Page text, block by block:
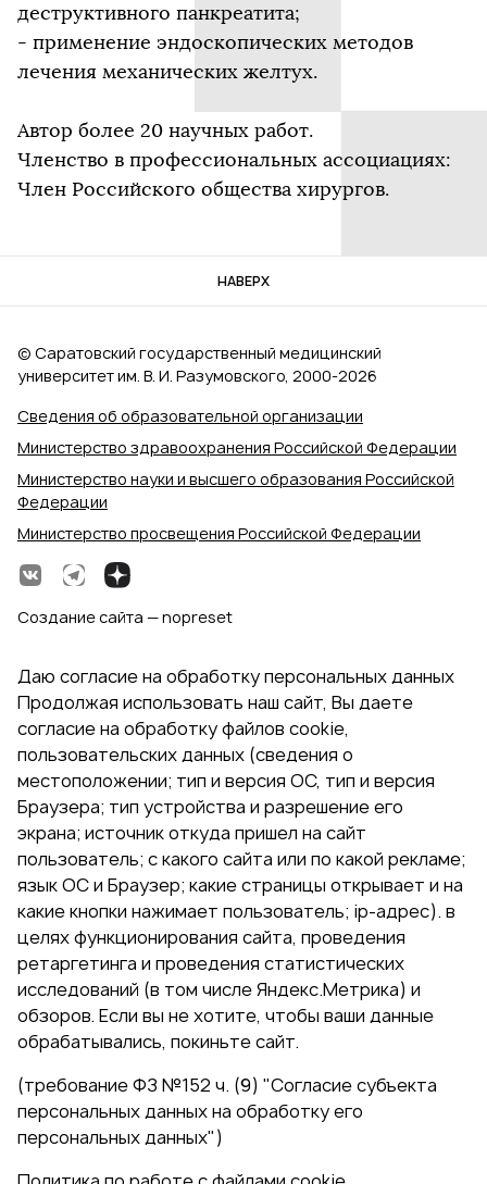
деструктивного панкреатита;
- применение эндоскопических методов
лечения механических желтух.
Автор более 20 научных работ.
Членство в профессиональных ассоциациях:
Член Российского общества хирургов.
НАВЕРХ
Сведения об образовательной организации
Министерство здравоохранения Российской Федерации
Министерство науки и высшего образования Российской
Федерации
Министерство просвещения Российской Федерации
© Саратовский государственный медицинский
университет им. В. И. Разумовского, 2000‑2026
Создание сайта — nopreset
Даю согласие на обработку персональных данных
Продолжая использовать наш сайт, Вы даете
согласие на обработку файлов cookie,
пользовательских данных (сведения о
местоположении; тип и версия ОС, тип и версия
Браузера; тип устройства и разрешение его
экрана; источник откуда пришел на сайт
пользователь; с какого сайта или по какой рекламе;
язык ОС и Браузер; какие страницы открывает и на
какие кнопки нажимает пользователь; ip-адрес). в
целях функционирования сайта, проведения
ретаргетинга и проведения статистических
исследований (в том числе Яндекс.Метрика) и
обзоров. Если вы не хотите, чтобы ваши данные
обрабатывались, покиньте сайт.
(требование ФЗ №152 ч. (9) "Согласие субъекта
персональных данных на обработку его
персональных данных")